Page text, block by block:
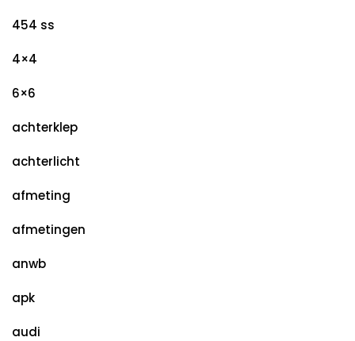
454 ss
4×4
6×6
achterklep
achterlicht
afmeting
afmetingen
anwb
apk
audi